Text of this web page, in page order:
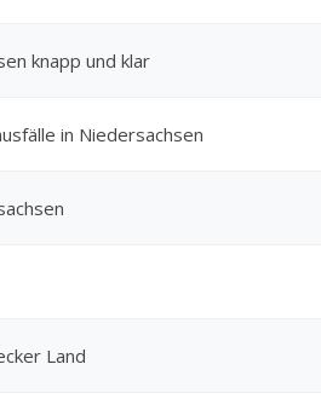
knapp und klar
in Niedersachsen
Land